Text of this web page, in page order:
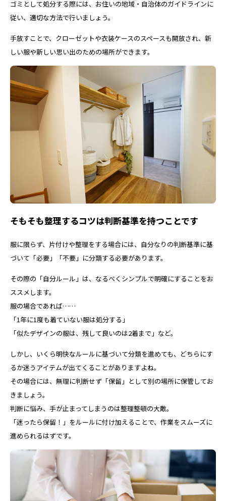
ゴミとして処分する際には、お住いの地域・自治体のガイドラインに
従い、適切な方法で行いましょう。
手放すことで、クローゼットや衣装ケースのスペースも開放され、新
しい服や新しい思い出のための場所ができます。
そもそも整理するコツは判断基準を持つことです
服に限らず、片付けや整理をする場合には、自分なりの判断基準に基
づいて「必要」「不要」に分類する必要があります。
その際の「自分ルール」は、なるべくシンプルで明確にすることをお
ススメします。
服の場合であれば……
「1年に1度も着ていない服は処分する」
「似たデザインの服は、残して良いのは2着まで」など。
しかし、いくら明快なルールに基づいて分類を進めても、どちらにす
るか迷うアイテムが出てくることがありますよね。
その場合には、無理に判断せず「保留」として別の場所に保管してお
きましょう。
判断に悩み、手が止まってしまうのは整理整頓の大敵。
「迷ったら保留！」をルールに付け加えることで、作業をスムーズに
進められるはずです。